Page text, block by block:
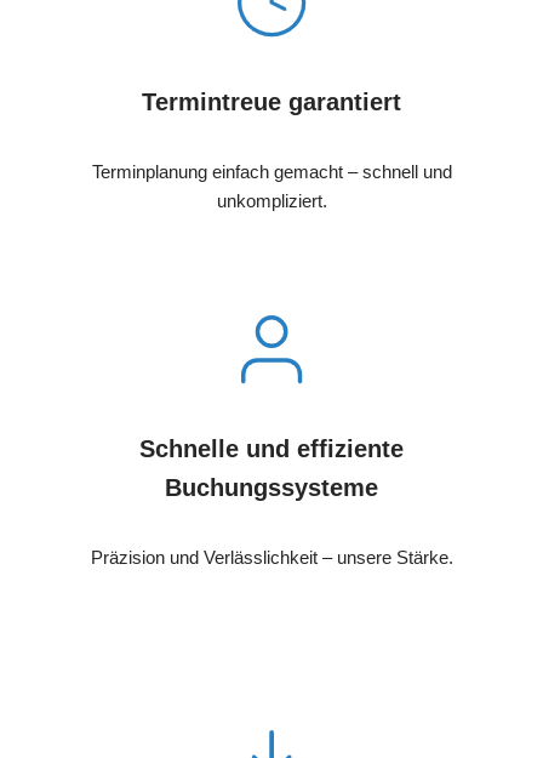
Termintreue garantiert
Terminplanung einfach gemacht – schnell und
unkompliziert.
Schnelle und effiziente
Buchungssysteme
Präzision und Verlässlichkeit – unsere Stärke.